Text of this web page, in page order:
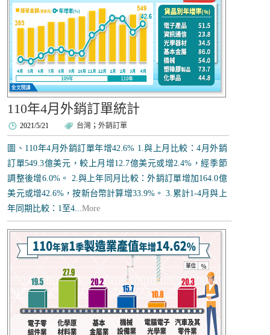
110年4月外銷訂單統計
2021/5/21 台灣 ；外銷訂單
圖、110年4月外銷訂單年增42.6% 1.與上月比較：4月外銷
訂單549.3億美元，較上月增12.7億美元或增2.4%，經季節
調整後增6.0%。 2.與上年同月比較：外銷訂單增加164.0億
美元或增42.6%，按新台幣計算增33.9%。 3.累計1-4月與上
年同期比較：1至4...More